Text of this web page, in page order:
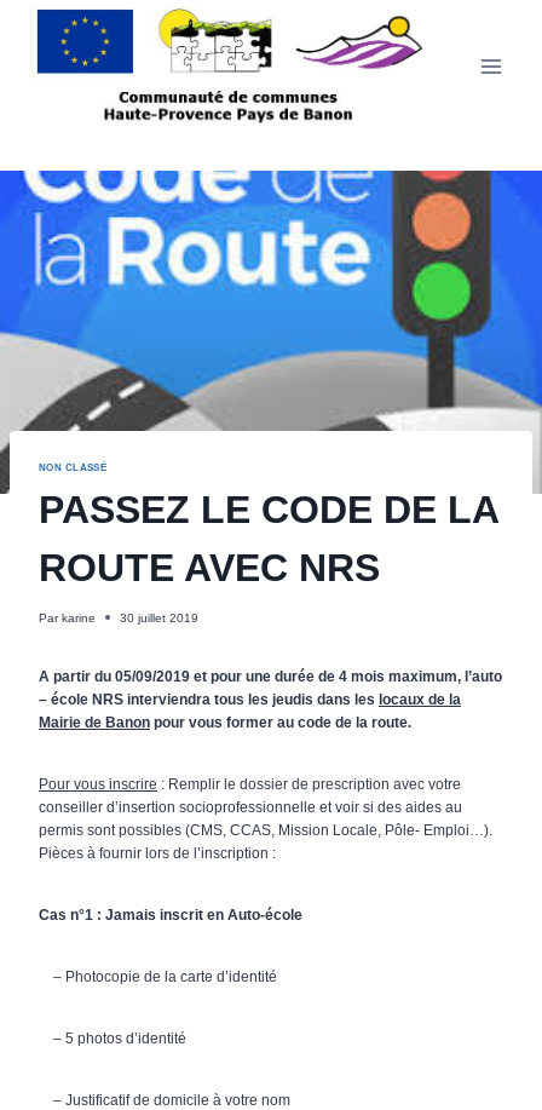
NON CLASSÉ
PASSEZ LE CODE DE LA
ROUTE AVEC NRS
Par karine 30 juillet 2019
A partir du 05/09/2019 et pour une durée de 4 mois maximum, l’auto
– école NRS interviendra tous les jeudis dans les locaux de la
Mairie de Banon pour vous former au code de la route.
Pour vous inscrire : Remplir le dossier de prescription avec votre
conseiller d’insertion socioprofessionnelle et voir si des aides au
permis sont possibles (CMS, CCAS, Mission Locale, Pôle- Emploi…).
Pièces à fournir lors de l’inscription :
Cas n°1 : Jamais inscrit en Auto-école
– Photocopie de la carte d’identité
– 5 photos d’identité
– Justificatif de domicile à votre nom